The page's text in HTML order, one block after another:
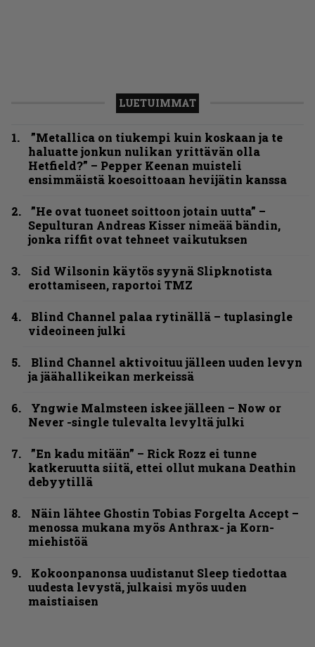
LUETUIMMAT
”Metallica on tiukempi kuin koskaan ja te
haluatte jonkun nulikan yrittävän olla
Hetfield?” – Pepper Keenan muisteli
ensimmäistä koesoittoaan hevijätin kanssa
”He ovat tuoneet soittoon jotain uutta” –
Sepulturan Andreas Kisser nimeää bändin,
jonka riffit ovat tehneet vaikutuksen
Sid Wilsonin käytös syynä Slipknotista
erottamiseen, raportoi TMZ
Blind Channel palaa rytinällä – tuplasingle
videoineen julki
Blind Channel aktivoituu jälleen uuden levyn
ja jäähallikeikan merkeissä
Yngwie Malmsteen iskee jälleen – Now or
Never -single tulevalta levyltä julki
”En kadu mitään” – Rick Rozz ei tunne
katkeruutta siitä, ettei ollut mukana Deathin
debyytillä
Näin lähtee Ghostin Tobias Forgelta Accept –
menossa mukana myös Anthrax- ja Korn-
miehistöä
Kokoonpanonsa uudistanut Sleep tiedottaa
uudesta levystä, julkaisi myös uuden
maistiaisen